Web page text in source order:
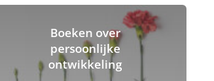
Boeken over
persoonlijke
ontwikkeling